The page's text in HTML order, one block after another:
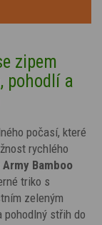
zipem
pohodlí a
počasí, které
rychlého
Bamboo
triko s
zeleným
střih do